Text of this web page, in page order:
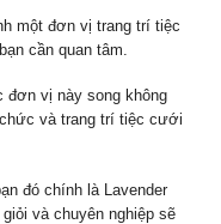
một đơn vị trang trí tiệc
cần quan tâm.
đơn vị này song không
và trang trí tiệc cưới
đó chính là Lavender
và chuyên nghiệp sẽ